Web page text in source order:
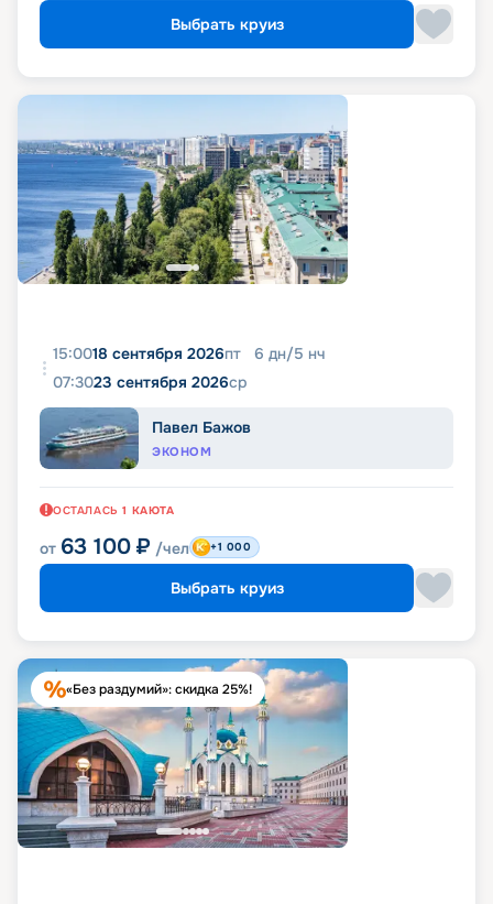
Выбрать круиз
15:0018 сентября 2026пт 6 дн/5 нч
07:3023 сентября 2026ср
Павел Бажов
ЭКОНОМ
ОСТАЛАСЬ 1 КАЮТА
от 63 100 ₽ /чел +1 000
Выбрать круиз
«Без раздумий»: скидка 25%!